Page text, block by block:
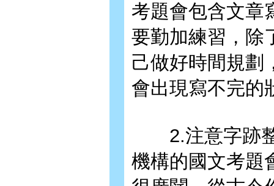
考題會包含文章
要勤加練習，除
己做好時間規劃
會出現寫不完的
2.注意字跡整
機構的國文考題